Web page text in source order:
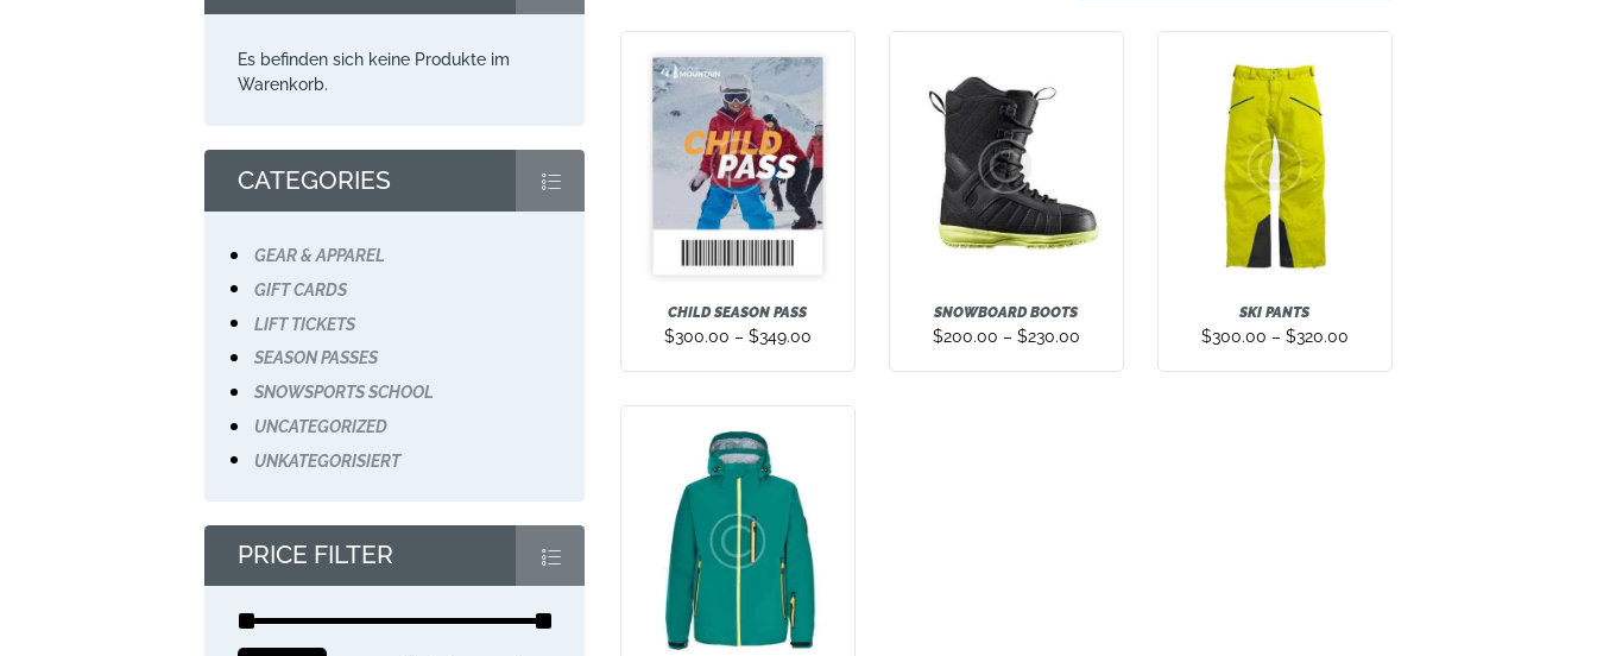
CHILD SEASON PASS
$300.00 – $349.00
SNOWBOARD BOOTS
$200.00 – $230.00
SKI PANTS
$300.00 – $320.00
Es befinden sich keine Produkte im
Warenkorb.
CATEGORIES
GEAR & APPAREL
GIFT CARDS
LIFT TICKETS
SEASON PASSES
SNOWSPORTS SCHOOL
UNCATEGORIZED
UNKATEGORISIERT
PRICE FILTER